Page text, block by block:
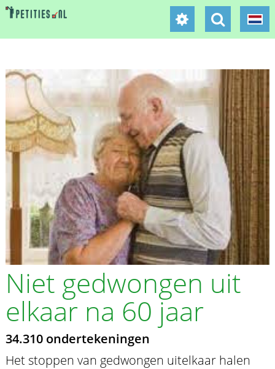
Niet gedwongen uit
elkaar na 60 jaar
34.310 ondertekeningen
Het stoppen van gedwongen uitelkaar halen